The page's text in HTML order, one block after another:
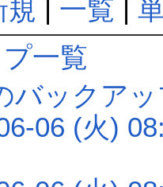
規 | 一覧 |
一覧
バックア
06 (火)